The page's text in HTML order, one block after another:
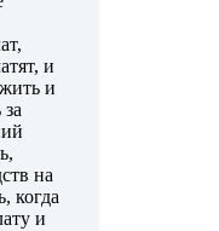
и
и
на
когда
и